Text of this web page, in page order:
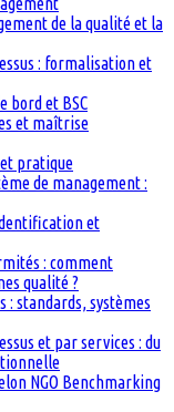
de la qualité et la
: formalisation et
bord et BSC
et maîtrise
pratique
de management :
et
: comment
qualité ?
: standards, systèmes
et par services : du
NGO Benchmarking